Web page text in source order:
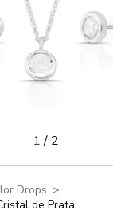
1/ 2
Drops >
de Prata